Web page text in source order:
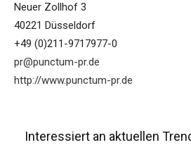
Neuer Zollhof 3
40221 Düsseldorf
+49 (0)211-9717977-0
pr@punctum-pr.de
http://www.punctum-pr.de
Interessiert an aktuellen